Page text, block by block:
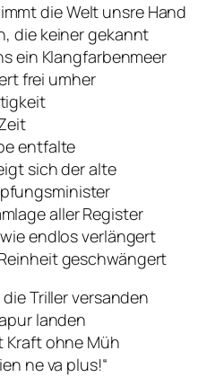
die Welt unsre Hand
die keiner gekannt
ein Klangfarbenmeer
frei umher
entfalte
sich der alte
aller Register
endlos verlängert
geschwängert
Triller versanden
landen
Kraft ohne Müh
ne va plus!“